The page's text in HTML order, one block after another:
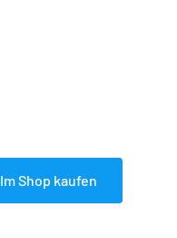
Im Shop kaufen